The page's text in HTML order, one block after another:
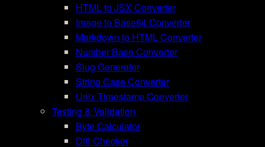
HTML to JSX Converter
Image to Base64 Converter
Markdown to HTML Converter
Number Base Converter
Slug Generator
String Case Converter
Unix Timestamp Converter
Testing & Validation
Byte Calculator
Diff Checker